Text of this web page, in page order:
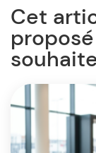
Cet